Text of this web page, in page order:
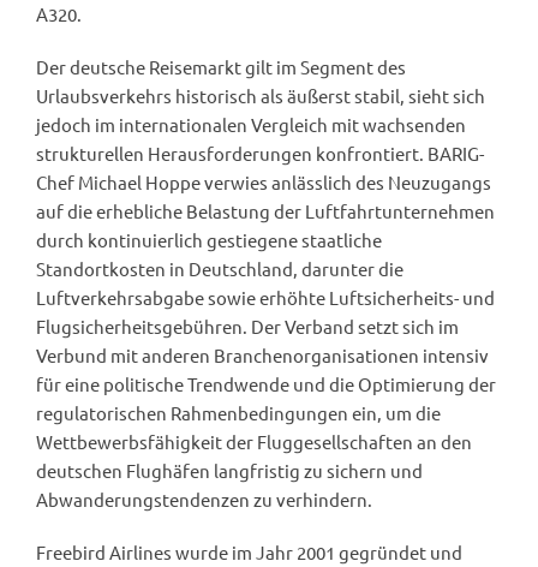
A320.
Der deutsche Reisemarkt gilt im Segment des
Urlaubsverkehrs historisch als äußerst stabil, sieht sich
jedoch im internationalen Vergleich mit wachsenden
strukturellen Herausforderungen konfrontiert. BARIG-
Chef Michael Hoppe verwies anlässlich des Neuzugangs
auf die erhebliche Belastung der Luftfahrtunternehmen
durch kontinuierlich gestiegene staatliche
Standortkosten in Deutschland, darunter die
Luftverkehrsabgabe sowie erhöhte Luftsicherheits- und
Flugsicherheitsgebühren. Der Verband setzt sich im
Verbund mit anderen Branchenorganisationen intensiv
für eine politische Trendwende und die Optimierung der
regulatorischen Rahmenbedingungen ein, um die
Wettbewerbsfähigkeit der Fluggesellschaften an den
deutschen Flughäfen langfristig zu sichern und
Abwanderungstendenzen zu verhindern.
Freebird Airlines wurde im Jahr 2001 gegründet und